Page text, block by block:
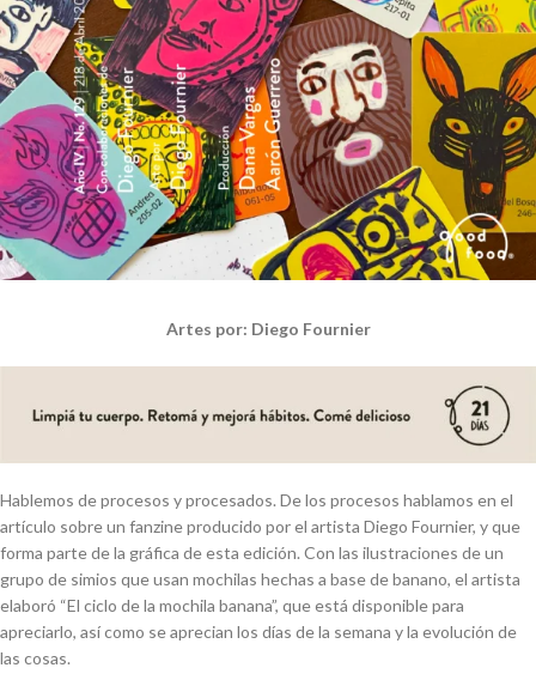
Artes por: Diego Fournier
Hablemos de procesos y procesados. De los procesos hablamos en el
artículo sobre un fanzine producido por el artista Diego Fournier, y que
forma parte de la gráfica de esta edición. Con las ilustraciones de un
grupo de simios que usan mochilas hechas a base de banano, el artista
elaboró “El ciclo de la mochila banana”, que está disponible para
apreciarlo, así como se aprecian los días de la semana y la evolución de
las cosas.